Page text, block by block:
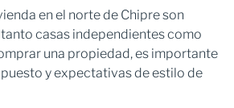
en el norte de Chipre son
casas independientes como
una propiedad, es importante
y expectativas de estilo de